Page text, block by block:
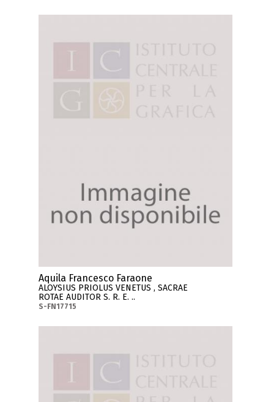
Aquila Francesco Faraone
ALOYSIUS PRIOLUS VENETUS , SACRAE
ROTAE AUDITOR S. R. E. ..
S-FN17715